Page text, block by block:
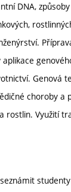
DNA,
Genová
choroby a
rostlin. Využití